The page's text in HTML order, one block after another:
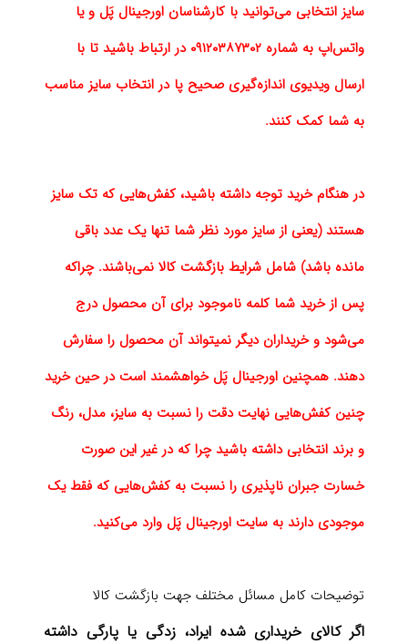
سایز انتخابی می‌توانید با کارشناسان اورجینال پَل و یا
واتس‌اپ به شماره ۰۹۱۲۰۳۸۷۳۰۲ در ارتباط باشید تا با
ارسال ویدیوی اندازه‌گیری صحیح پا در انتخاب سایز مناسب
به شما کمک کنند.
در هنگام خرید توجه داشته باشید، کفش‌هایی که تک سایز
هستند (یعنی از سایز مورد نظر شما تنها یک عدد باقی
مانده باشد) شامل شرایط بازگشت کالا نمی‌باشند. چراکه
پس از خرید شما کلمه ناموجود برای آن محصول درج
می‌شود و خریداران دیگر نمیتواند آن محصول را سفارش
دهند. همچنین اورجینال پَل خواهشمند است در حین خرید
چنین کفش‌هایی نهایت دقت را نسبت به سایز، مدل، رنگ
و برند انتخابی داشته باشید چرا که در غیر این صورت
خسارت جبران ناپذیری را نسبت به کفش‌هایی که فقط یک
موجودی دارند به سایت اورجینال پَل وارد می‌کنید.
توضیحات کامل مسائل مختلف جهت بازگشت کالا
اگر کالای خریداری شده ایراد، زدگی یا پارگی داشته